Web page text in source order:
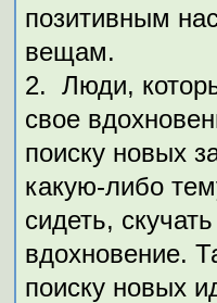
позитивным
вещам.
2. Люди,
свое
поиску новых
какую-либо
сидеть,
вдохновение.
поиску новых